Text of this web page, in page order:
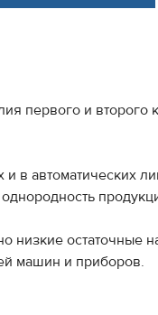
первого и второго
в автоматических
низкие остаточные
машин и приборов.